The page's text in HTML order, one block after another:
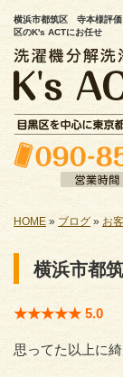
横浜市都筑区 寺本様評価
区のK's ACTにお任せ
HOME » ブログ» お
横浜市都
★★★★★ 5.0
思ってた以上に